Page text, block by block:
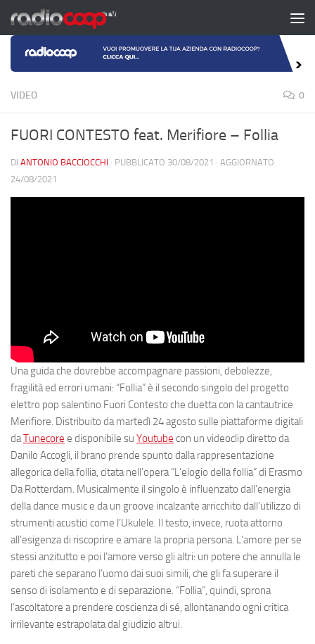
Salta al contenuto
VIDEO 0
FUORI CONTESTO feat. Merifiore – Follia
DI ANTONIO BACCIOCCHI · PUBBLICATO 30/08/2021 · AGGIORNATO
24/08/2021
Una guida che dovrebbe accompagnare passioni, debolezze,
fragilità ed errori umani: “Follia” è il secondo singolo del progetto
elettro pop salentino Fuori Contesto che duetta con la cantautrice
Merifiore. Distribuito damartedì 24 agosto sulle piattaforme digitali
daTunecore e disponibile su Youtube con un videoclip diretto da
Danilo Accogli, il brano prende spunto dalla rappresentazione
allegorica della follia, citata nell’opera “L’elogio della follia” di Erasmo
Da Rotterdam. Musicalmente il singolo è influenzato dall’energia
della dance music e da un groove incalzante arricchito dall’utilizzo di
strumenti acustici come l’Ukulele. Il testo, invece, ruota attorno
all’esigenza di riscoprire e amare la propria persona. L’amore per se
stessi anzitutto e poi l’amore verso gli altri: un potere che annulla le
pareti che separano l’uomo dai suoi simili, che gli fa superare il
senso di isolamento e di separazione. “Follia”, quindi, sprona
l’ascoltatore a prendere coscienza di sé, allontanando ogni critica
irrilevante estrapolata dal giudizio altrui.